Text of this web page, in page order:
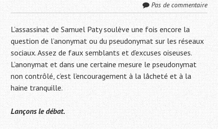
Pas de commentaire
L’assassinat de Samuel Paty soulève une fois encore la
question de l’anonymat ou du pseudonymat sur les réseaux
sociaux. Assez de faux semblants et d’excuses oiseuses.
L’anonymat et dans une certaine mesure le pseudonymat
non contrôlé, c’est l’encouragement à la lâcheté et à la
haine tranquille.
Lançons le débat.